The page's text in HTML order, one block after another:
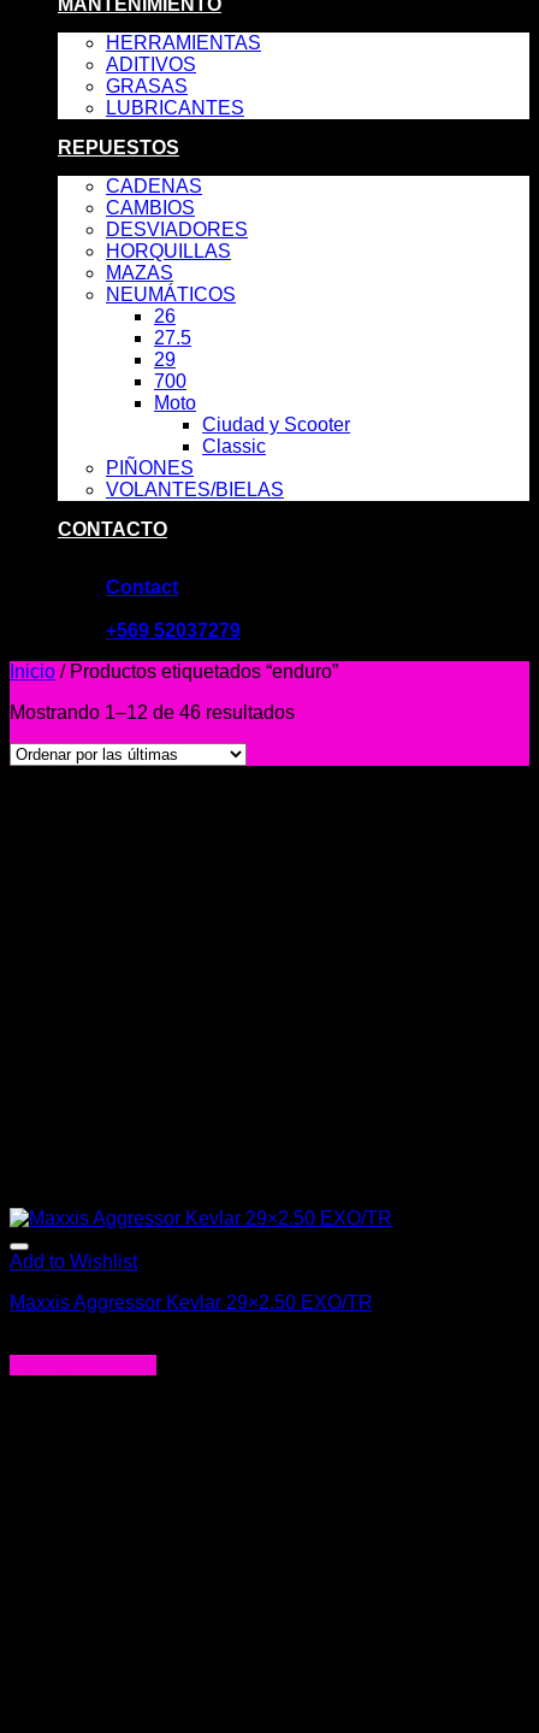
MANTENIMIENTO
HERRAMIENTAS
ADITIVOS
GRASAS
LUBRICANTES
REPUESTOS
CADENAS
CAMBIOS
DESVIADORES
HORQUILLAS
MAZAS
NEUMÁTICOS
26
27.5
29
700
Moto
Ciudad y Scooter
Classic
PIÑONES
VOLANTES/BIELAS
CONTACTO
Contact
+569 52037279
Inicio /Productos etiquetados “enduro”
Mostrando 1–12 de 46 resultados
Add to Wishlist
Maxxis Aggressor Kevlar 29×2.50 EXO/TR